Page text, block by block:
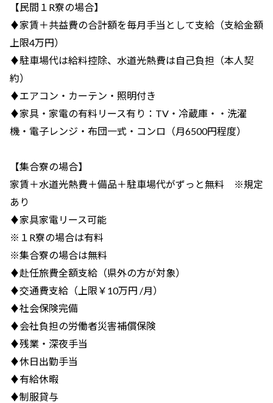
【民間１R寮の場合】
♦家賃＋共益費の合計額を毎月手当として支給（支給金額
上限4万円）
♦駐車場代は給料控除、水道光熱費は自己負担（本人契
約）
♦エアコン・カーテン・照明付き
♦家具・家電の有料リース有り：TV・冷蔵庫・・洗濯
機・電子レンジ・布団一式・コンロ（月6500円程度）
【集合寮の場合】
家賃＋水道光熱費＋備品＋駐車場代がずっと無料 ※規定
あり
♦家具家電リース可能
※１R寮の場合は有料
※集合寮の場合は無料
♦赴任旅費全額支給（県外の方が対象）
♦交通費支給（上限￥10万円 /月）
♦社会保険完備
♦会社負担の労働者災害補償保険
♦残業・深夜手当
♦休日出勤手当
♦有給休暇
♦制服貸与